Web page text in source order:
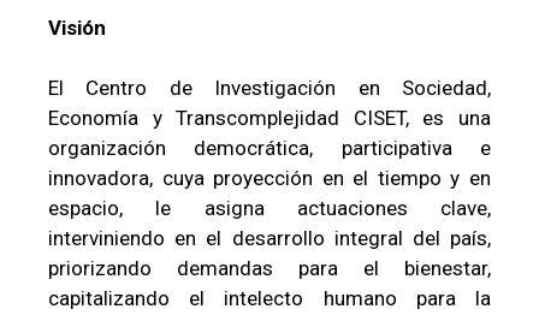
Visión
El Centro de Investigación en Sociedad,
Economía y Transcomplejidad CISET, es una
organización democrática, participativa e
innovadora, cuya proyección en el tiempo y en
espacio, le asigna actuaciones clave,
interviniendo en el desarrollo integral del país,
priorizando demandas para el bienestar,
capitalizando el intelecto humano para la